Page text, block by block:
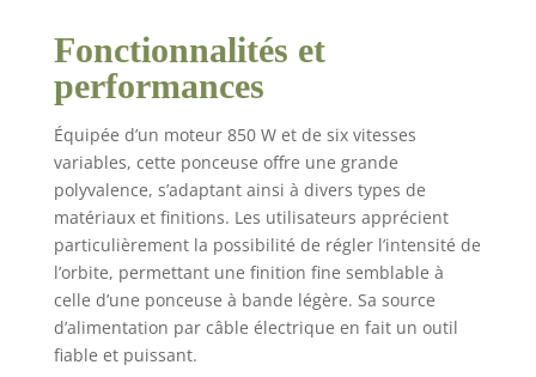
les orbites à double
action DA et GA, ce
offrant un contrôle
plus facile pour les
tâches de ponçage
régulières et laissant
des surfaces lisses
sans traces de
tourbillon. Le mode
orbite excentrique
forcé est conçu pour
Fonctionnalités et
performances
Équipée d’un moteur 850 W et de six vitesses
variables, cette ponceuse offre une grande
polyvalence, s’adaptant ainsi à divers types de
matériaux et finitions. Les utilisateurs apprécient
particulièrement la possibilité de régler l’intensité de
l’orbite, permettant une finition fine semblable à
celle d’une ponceuse à bande légère. Sa source
d’alimentation par câble électrique en fait un outil
fiable et puissant.